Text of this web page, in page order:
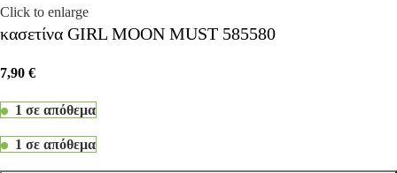
Click to enlarge
κασετίνα GIRL MOON MUST 585580
7,90 €
1 σε απόθεμα
1 σε απόθεμα